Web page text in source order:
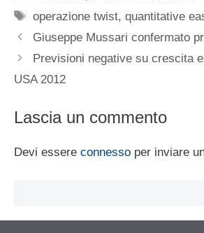
Tag
operazione twist,quantitative
Giuseppe Mussari confermato
Previsioni negative su crescita
USA 2012
Lascia un commento
Devi essere connesso per inviare